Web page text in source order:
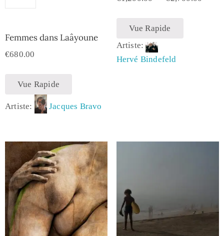
Femmes dans Laâyoune
€680.00
Vue Rapide
Artiste: Jacques Bravo
Vue Rapide
Artiste:
Hervé Bindefeld